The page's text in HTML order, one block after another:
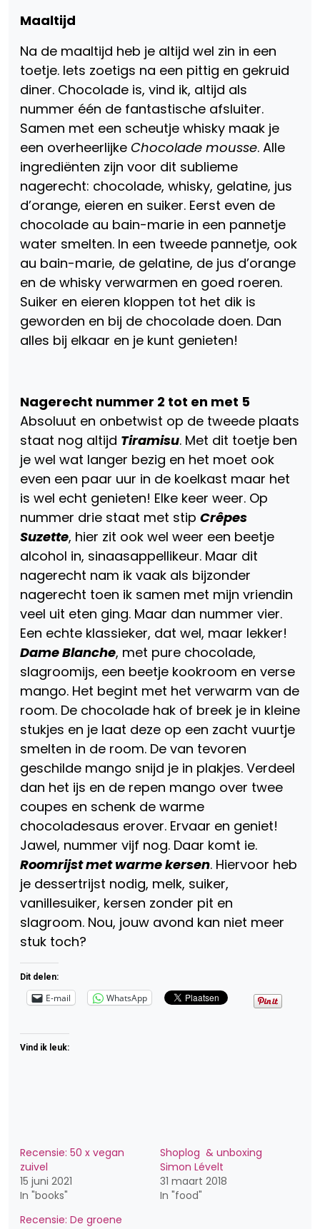
Maaltijd
Na de maaltijd heb je altijd wel zin in een
toetje. Iets zoetigs na een pittig en gekruid
diner. Chocolade is, vind ik, altijd als
nummer één de fantastische afsluiter.
Samen met een scheutje whisky maak je
een overheerlijke Chocolade mousse. Alle
ingrediënten zijn voor dit sublieme
nagerecht: chocolade, whisky, gelatine, jus
d’orange, eieren en suiker. Eerst even de
chocolade au bain-marie in een pannetje
water smelten. In een tweede pannetje, ook
au bain-marie, de gelatine, de jus d’orange
en de whisky verwarmen en goed roeren.
Suiker en eieren kloppen tot het dik is
geworden en bij de chocolade doen. Dan
alles bij elkaar en je kunt genieten!
Nagerecht nummer 2 tot en met 5
Absoluut en onbetwist op de tweede plaats
staat nog altijd Tiramisu. Met dit toetje ben
je wel wat langer bezig en het moet ook
even een paar uur in de koelkast maar het
is wel echt genieten! Elke keer weer. Op
nummer drie staat met stip Crêpes
Suzette, hier zit ook wel weer een beetje
alcohol in, sinaasappellikeur. Maar dit
nagerecht nam ik vaak als bijzonder
nagerecht toen ik samen met mijn vriendin
veel uit eten ging. Maar dan nummer vier.
Een echte klassieker, dat wel, maar lekker!
Dame Blanche, met pure chocolade,
slagroomijs, een beetje kookroom en verse
mango. Het begint met het verwarm van de
room. De chocolade hak of breek je in kleine
stukjes en je laat deze op een zacht vuurtje
smelten in de room. De van tevoren
geschilde mango snijd je in plakjes. Verdeel
dan het ijs en de repen mango over twee
coupes en schenk de warme
chocoladesaus erover. Ervaar en geniet!
Jawel, nummer vijf nog. Daar komt ie.
Roomrijst met warme kersen. Hiervoor heb
je dessertrijst nodig, melk, suiker,
vanillesuiker, kersen zonder pit en
slagroom. Nou, jouw avond kan niet meer
stuk toch?
Dit delen:
E-mail WhatsApp
Vind ik leuk:
Recensie: 50 x vegan
zuivel
15 juni 2021
In "books"
Shoplog & unboxing
Simon Lévelt
31 maart 2018
In "food"
Recensie: De groene